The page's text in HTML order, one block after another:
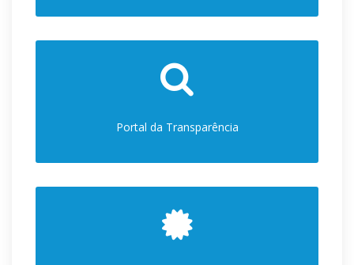
Portal da Transparência